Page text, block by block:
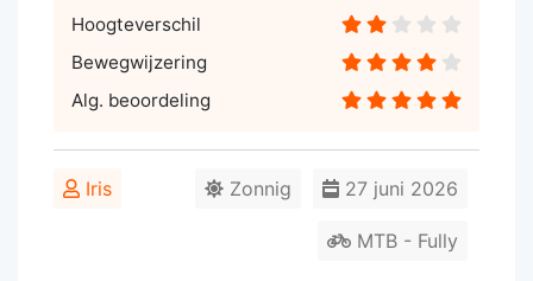
Hoogteverschil
Bewegwijzering
Alg. beoordeling
Iris 27 juni 2026
Zonnig
MTB - Fully